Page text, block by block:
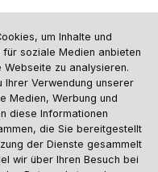
um Inhalte und
soziale Medien anbieten
zu analysieren.
Verwendung unserer
Medien, Werbung und
diese Informationen
die Sie bereitgestellt
der Dienste gesammelt
wir über Ihren Besuch bei